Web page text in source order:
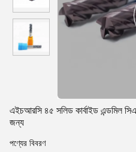
এইচআরসি ৪৫ সলিড কার্বাইড এন্ডমিল
জন্য
পণ্যের বিবরণ